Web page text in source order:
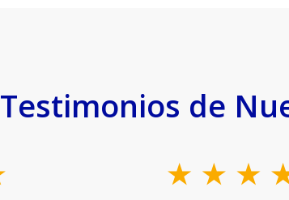
Testimonios de